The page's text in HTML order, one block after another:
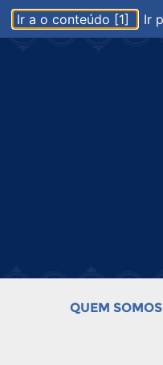
Ir a o conteúdo [1] Ir
QUEM SOMOS